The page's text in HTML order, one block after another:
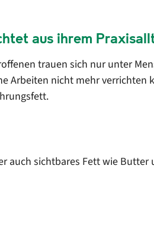
aus ihrem
trauen sich nur unter
Arbeiten nicht mehr verrichten
auch sichtbares Fett wie Butter